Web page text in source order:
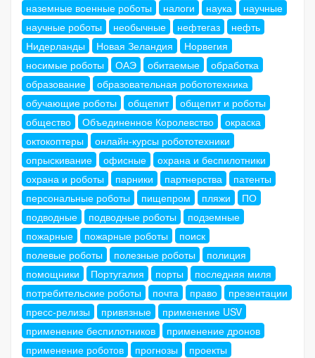
наземные военные роботы
налоги наука
научные
научные роботы
необычные нефтегаз
нефть
Нидерланды
Новая Зеландия
Норвегия
носимые роботы
ОАЭ обитаемые
обработка
образование
образовательная робототехника
обучающие роботы
общепит
общепит и роботы
общество
Объединенное Королевство
окраска
октокоптеры
онлайн-курсы робототехники
опрыскивание
офисные
охрана и беспилотники
охрана и роботы
парники партнерства
патенты
персональные роботы
пищепром пляжи
ПО
подводные
подводные роботы
подземные
пожарные
пожарные роботы
поиск
полевые роботы
полезные роботы
полиция
помощники
Португалия порты
последняя миля
потребительские роботы
почта право
презентации
пресс-релизы
привязные
применение USV
применение беспилотников
применение дронов
применение роботов
прогнозы
проекты